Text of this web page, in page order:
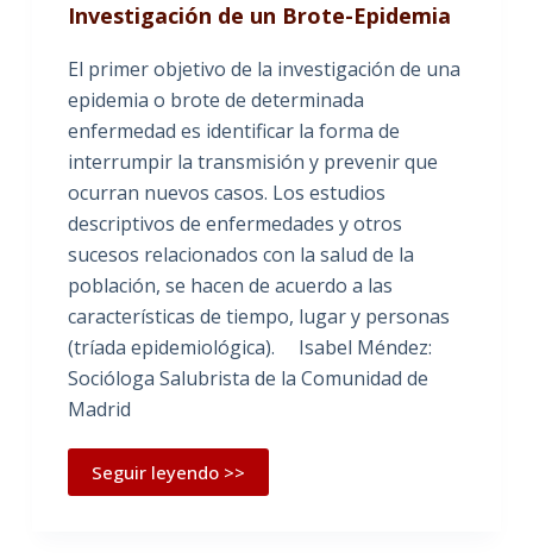
Investigación de un Brote-Epidemia
El primer objetivo de la investigación de una
epidemia o brote de determinada
enfermedad es identificar la forma de
interrumpir la transmisión y prevenir que
ocurran nuevos casos. Los estudios
descriptivos de enfermedades y otros
sucesos relacionados con la salud de la
población, se hacen de acuerdo a las
características de tiempo, lugar y personas
(tríada epidemiológica). Isabel Méndez:
Socióloga Salubrista de la Comunidad de
Madrid
Seguir leyendo >>